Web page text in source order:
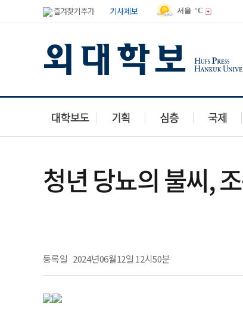
즐겨찾기 추가 기사제보 서울 °C
청년 당뇨의 불씨,
등록일 2024년06월12일 12시50분